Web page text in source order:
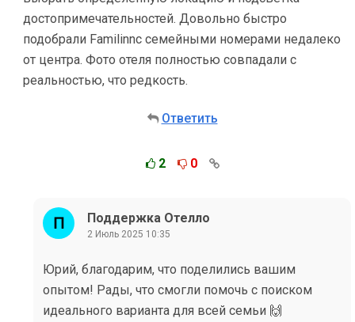
достопримечательностей. Довольно быстро
подобрали Familinnс семейными номерами недалеко
от центра. Фото отеля полностью совпадали с
реальностью, что редкость.
Ответить
2 0
Поддержка Отелло
2 Июль 2025 10:35
Юрий, благодарим, что поделились вашим
опытом! Рады, что смогли помочь с поиском
идеального варианта для всей семьи 🙌